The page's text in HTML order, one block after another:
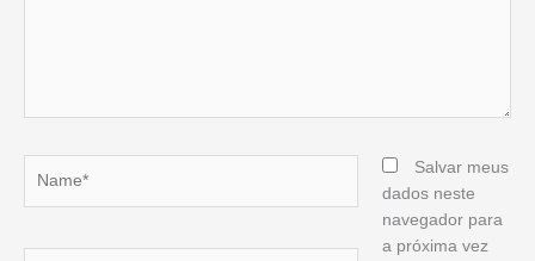
Salvar meus
dados neste
navegador para
a próxima vez